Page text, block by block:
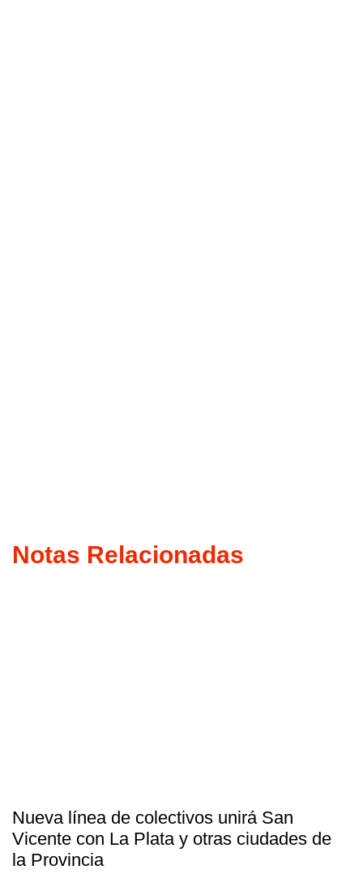
Notas Relacionadas
Nueva línea de colectivos unirá San
Vicente con La Plata y otras ciudades de
la Provincia